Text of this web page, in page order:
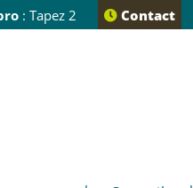
: Tapez 2 Contact